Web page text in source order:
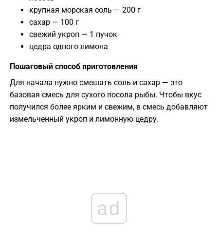
крупная морская соль — 200 г
сахар — 100 г
свежий укроп — 1 пучок
цедра одного лимона
Пошаговый способ приготовления
Для начала нужно смешать соль и сахар — это
базовая смесь для сухого посола рыбы. Чтобы вкус
получился более ярким и свежим, в смесь добавляют
измельченный укроп и лимонную цедру.
ad